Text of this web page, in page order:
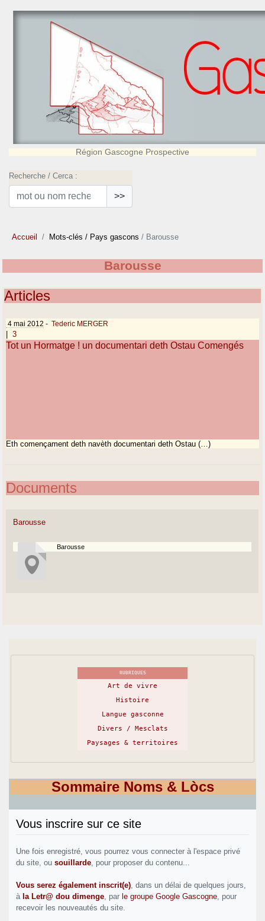
Région Gascogne Prospective
Recherche / Cerca :
>>
Accueil Mots-clés / Pays gascons / Barousse
Barousse
Articles
4 mai 2012 - Tederic MERGER
3
Tot un Hormatge ! un documentari deth Ostau Comengés
Eth començament deth navèth documentari deth Ostau (…)
Documents
Barousse
Barousse
RUBRIQUES
Art de vivre
Histoire
Langue gasconne
Divers / Mesclats
Paysages & territoires
Sommaire Noms & Lòcs
Vous inscrire sur ce site
Une fois enregistré, vous pourrez vous connecter à l'espace privé
du site, ou souillarde , pour proposer du contenu...
Vous serez également inscrit(e), dans un délai de quelques jours,
à la Letr@ dou dimenge, par le groupe Google Gascogne, pour
recevoir les nouveautés du site.